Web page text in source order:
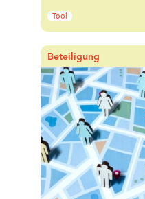
Tool
Beteiligung